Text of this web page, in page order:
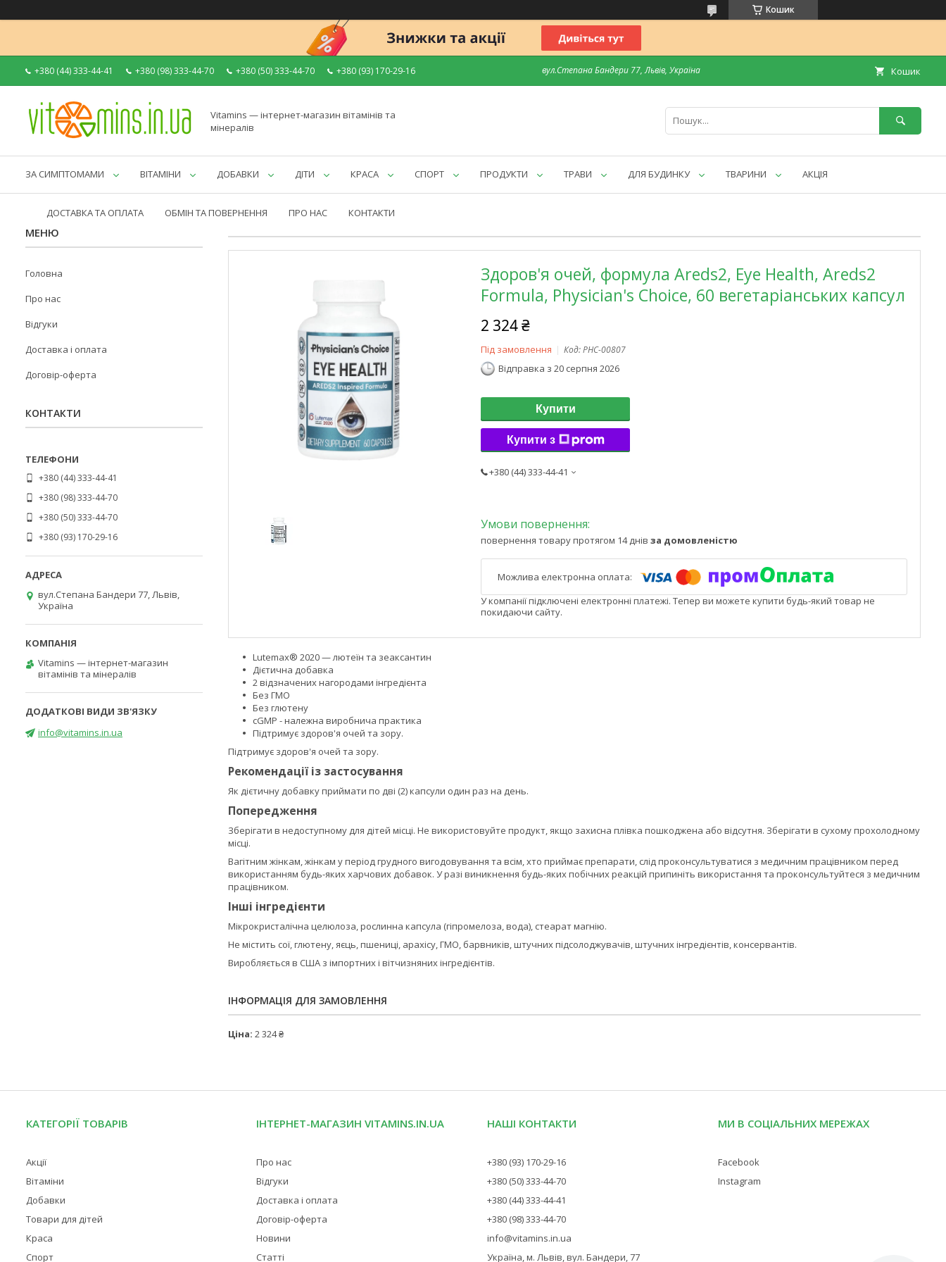
Кошик
+380 (44) 333-44-41 +380 (98) 333-44-70 +380 (50) 333-44-70 +380 (93) 170-29-16 вул.Степана Бандери 77, Львів, Україна Кошик
Vitamins — інтернет-магазин вітамінів та
мінералів
ЗА СИМПТОМАМИ ВІТАМІНИ ДОБАВКИ ДІТИ КРАСА СПОРТ ПРОДУКТИ ТРАВИ ДЛЯ БУДИНКУ ТВАРИНИ АКЦІЯ
ДОСТАВКА ТА ОПЛАТА ОБМІН ТА ПОВЕРНЕННЯ ПРО НАС КОНТАКТИ
Здоров'я очей, формула Areds2, Eye Health, Areds2
Formula, Physician's Choice, 60 вегетаріанських капсул
2 324 ₴
Під замовлення Код:PHC-00807
Відправка з 20 серпня 2026
Купити
Купити з
+380 (44) 333-44-41
повернення товару протягом 14 днів за домовленістю
У компанії підключені електронні платежі. Тепер ви можете купити будь-який товар не
покидаючи сайту.
Lutemax® 2020 — лютеїн та зеаксантин
Дієтична добавка
2 відзначених нагородами інгредієнта
Без ГМО
Без глютену
cGMP - належна виробнича практика
Підтримує здоров'я очей та зору.
Підтримує здоров'я очей та зору.
Рекомендації із застосування
Як дієтичну добавку приймати по дві (2) капсули один раз на день.
Попередження
Зберігати в недоступному для дітей місці. Не використовуйте продукт, якщо захисна плівка пошкоджена або відсутня. Зберігати в сухому прохолодному
місці.
Вагітним жінкам, жінкам у період грудного вигодовування та всім, хто приймає препарати, слід проконсультуватися з медичним працівником перед
використанням будь-яких харчових добавок. У разі виникнення будь-яких побічних реакцій припиніть використання та проконсультуйтеся з медичним
працівником.
Інші інгредієнти
Мікрокристалічна целюлоза, рослинна капсула (гіпромелоза, вода), стеарат магнію.
Не містить сої, глютену, яєць, пшениці, арахісу, ГМО, барвників, штучних підсолоджувачів, штучних інгредієнтів, консервантів.
Виробляється в США з імпортних і вітчизняних інгредієнтів.
ІНФОРМАЦІЯ ДЛЯ ЗАМОВЛЕННЯ
Ціна: 2 324 ₴
Головна
Про нас
Відгуки
Доставка і оплата
Договір-оферта
КОНТАКТИ
+380 (44) 333-44-41
+380 (98) 333-44-70
+380 (50) 333-44-70
+380 (93) 170-29-16
вул.Степана Бандери 77, Львів,
Україна
Vitamins — інтернет-магазин
вітамінів та мінералів
info@vitamins.in.ua
КАТЕГОРІЇ ТОВАРІВ
Акції
Вітаміни
Добавки
Товари для дітей
Краса
Спорт
ІНТЕРНЕТ-МАГАЗИН VITAMINS.IN.UA
Про нас
Відгуки
Доставка і оплата
Договір-оферта
Новини
Статті
НАШІ КОНТАКТИ
+380 (93) 170-29-16
+380 (50) 333-44-70
+380 (44) 333-44-41
+380 (98) 333-44-70
info@vitamins.in.ua
Україна, м. Львів, вул. Бандери, 77
МИ В СОЦІАЛЬНИХ МЕРЕЖАХ
Facebook
Instagram